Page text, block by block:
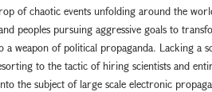
of chaotic events unfolding around the
peoples pursuing aggressive goals to
a weapon of political propaganda. Lacking a
to the tactic of hiring scientists and
the subject of large scale electronic